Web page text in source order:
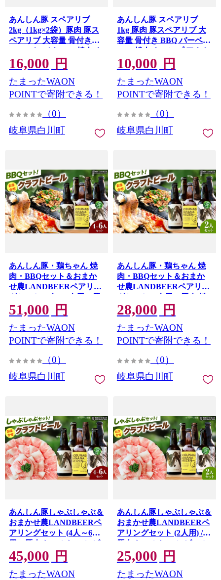
あんしん豚 スペアリブ
2kg（1kg×2袋）豚肉 豚ス
ペアリブ 大容量 骨付き
BBQ バーベキュー 焼肉 キ
ャンプ アウトドア 骨付き
骨付き肉 岐阜県 白川町 /
藤井ファーム [AWAF102]
16,000 円
たまったWAON
POINTで寄附できる！
（0）
岐阜県白川町
あんしん豚 スペアリブ
1kg 豚肉 豚スペアリブ 大
容量 骨付き BBQ バーベキ
ュー 焼肉 キャンプ アウト
ドア 骨付き 骨付き肉 岐阜
県 白川町 / 藤井ファーム
[AWAF101]
10,000 円
たまったWAON
POINTで寄附できる！
（0）
岐阜県白川町
あんしん豚・鶏ちゃん 焼
肉・BBQセット＆おまか
せ農LANDBEERペアリン
グセット (4人～6人用) / 豚
肉 焼肉 味付き 鶏肉 ビール
クラフトビール 白川町 /
Sunpo [AWBC032]
51,000 円
たまったWAON
POINTで寄附できる！
（0）
岐阜県白川町
あんしん豚・鶏ちゃん 焼
肉・BBQセット＆おまか
せ農LANDBEERペアリン
グセット (2人用) / 豚肉 焼
肉 味付き 鶏肉 ビール クラ
フトビール 白川町 / Sunpo
[AWBC031]
28,000 円
たまったWAON
POINTで寄附できる！
（0）
岐阜県白川町
あんしん豚しゃぶしゃぶ＆
おまかせ農LANDBEERペ
アリングセット (4人～6人
用) / 豚肉 しゃぶしゃぶ ビ
ール クラフトビール 白川
町 / Sunpo [AWBC028]
45,000 円
たまったWAON
あんしん豚しゃぶしゃぶ＆
おまかせ農LANDBEERペ
アリングセット (2人用) /
豚肉 しゃぶしゃぶ ビール
クラフトビール 白川町 /
Sunpo [AWBC027]
25,000 円
たまったWAON